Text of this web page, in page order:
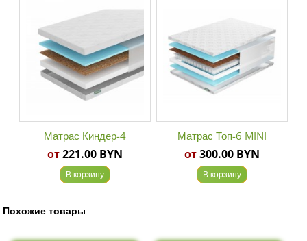
Матрас Киндер-4
от221.00 BYN
В корзину
Матрас Топ-6 MINI
от300.00 BYN
В корзину
Похожие товары